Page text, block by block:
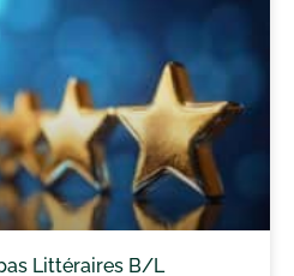
Littéraires B/L